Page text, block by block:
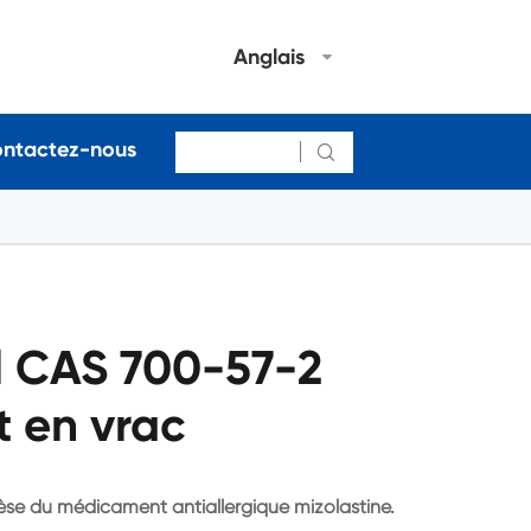
Anglais
nous 
700-57-2
en vrac
du médicament antiallergique mizolastine.